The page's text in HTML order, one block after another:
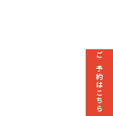
ご予約はこちら